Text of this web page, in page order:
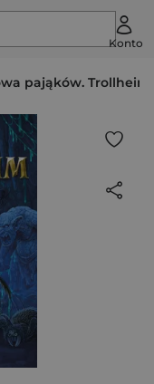
Konto
pająków. Trollheim.